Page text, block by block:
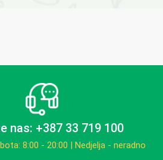
nas: +387 33 719 100
8:00 - 20:00 | Nedjelja - neradno